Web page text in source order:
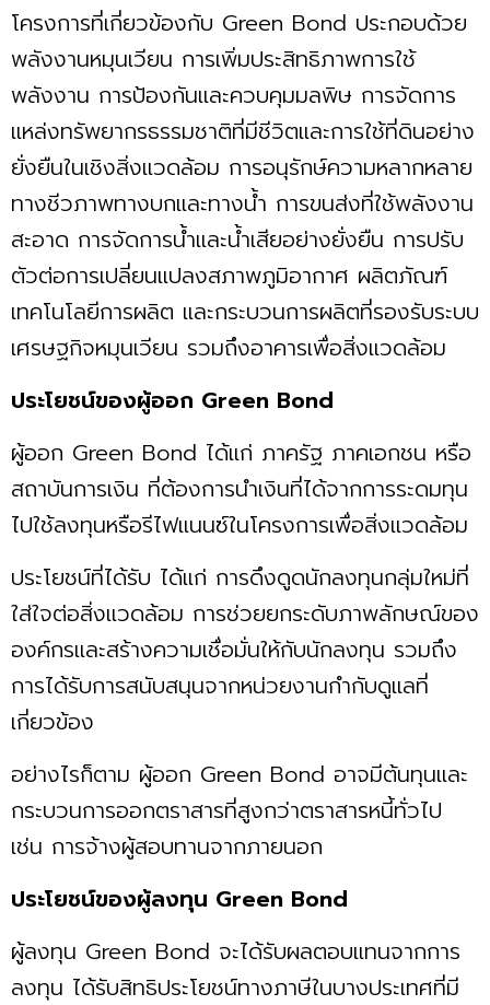
โครงการที่เกี่ยวข้องกับ Green Bond ประกอบด้วย
พลังงานหมุนเวียน การเพิ่มประสิทธิภาพการใช้
พลังงาน การป้องกันและควบคุมมลพิษ การจัดการ
แหล่งทรัพยากรธรรมชาติที่มีชีวิตและการใช้ที่ดินอย่าง
ยั่งยืนในเชิงสิ่งแวดล้อม การอนุรักษ์ความหลากหลาย
ทางชีวภาพทางบกและทางน้ำ การขนส่งที่ใช้พลังงาน
สะอาด การจัดการน้ำและน้ำเสียอย่างยั่งยืน การปรับ
ตัวต่อการเปลี่ยนแปลงสภาพภูมิอากาศ ผลิตภัณฑ์
เทคโนโลยีการผลิต และกระบวนการผลิตที่รองรับระบบ
เศรษฐกิจหมุนเวียน รวมถึงอาคารเพื่อสิ่งแวดล้อม
ประโยชน์ของผู้ออก Green Bond
ผู้ออก Green Bond ได้แก่ ภาครัฐ ภาคเอกชน หรือ
สถาบันการเงิน ที่ต้องการนำเงินที่ได้จากการระดมทุน
ไปใช้ลงทุนหรือรีไฟแนนซ์ในโครงการเพื่อสิ่งแวดล้อม
ประโยชน์ที่ได้รับ ได้แก่ การดึงดูดนักลงทุนกลุ่มใหม่ที่
ใส่ใจต่อสิ่งแวดล้อม การช่วยยกระดับภาพลักษณ์ของ
องค์กรและสร้างความเชื่อมั่นให้กับนักลงทุน รวมถึง
การได้รับการสนับสนุนจากหน่วยงานกำกับดูแลที่
เกี่ยวข้อง
อย่างไรก็ตาม ผู้ออก Green Bond อาจมีต้นทุนและ
กระบวนการออกตราสารที่สูงกว่าตราสารหนี้ทั่วไป
เช่น การจ้างผู้สอบทานจากภายนอก
ประโยชน์ของผู้ลงทุน Green Bond
ผู้ลงทุน Green Bond จะได้รับผลตอบแทนจากการ
ลงทุน ได้รับสิทธิประโยชน์ทางภาษีในบางประเทศที่มี